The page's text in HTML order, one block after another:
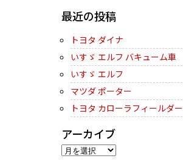
最近の投稿
トヨタ ダイナ
いすゞ エルフ バキューム車
いすゞ エルフ
マツダ ポーター
トヨタ カローラフィールダー
アーカイブ
ア